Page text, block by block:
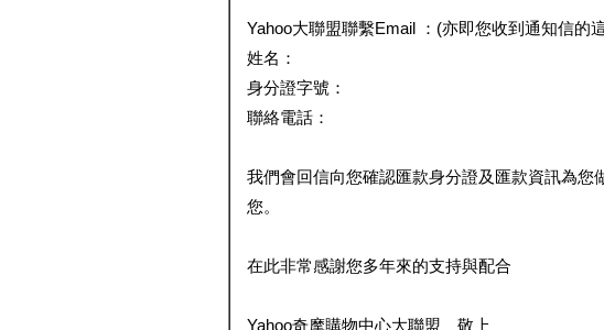
Yahoo大聯盟聯繫Email ：(亦即您收到通知信的
姓名：
身分證字號：
聯絡電話：
我們會回信向您確認匯款身分證及匯款資訊為
您。
在此非常感謝您多年來的支持與配合
Yahoo奇摩購物中心大聯盟 敬上